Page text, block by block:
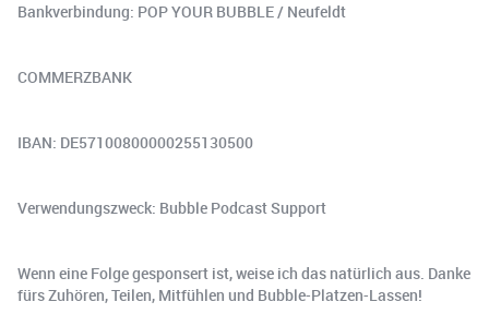
Bankverbindung: POP YOUR BUBBLE / Neufeldt
COMMERZBANK
IBAN: DE57100800000255130500
Verwendungszweck: Bubble Podcast Support
Wenn eine Folge gesponsert ist, weise ich das natürlich aus. Danke
fürs Zuhören, Teilen, Mitfühlen und Bubble-Platzen-Lassen!